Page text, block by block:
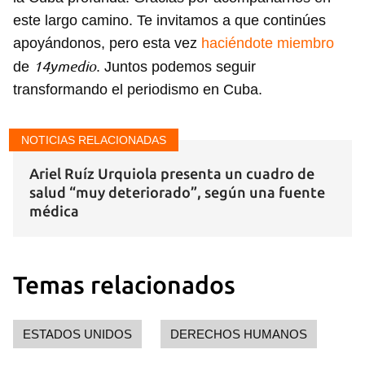
Para poder guardar como favorito, primero has de
INICIAR SESIÓN
este largo camino. Te invitamos a que continúes
apoyándonos, pero esta vez haciéndote miembro
de 14ymedio. Juntos podemos seguir
transformando el periodismo en Cuba.
NOTICIAS RELACIONADAS
Ariel Ruíz Urquiola presenta un cuadro de
salud “muy deteriorado”, según una fuente
médica
Temas relacionados
ESTADOS UNIDOS DERECHOS HUMANOS